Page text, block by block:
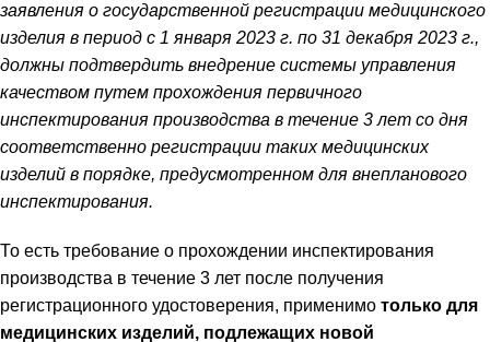
заявления о государственной регистрации медицинского
изделия в период с 1 января 2023 г. по 31 декабря 2023 г.,
должны подтвердить внедрение системы управления
качеством путем прохождения первичного
инспектирования производства в течение 3 лет со дня
соответственно регистрации таких медицинских
изделий в порядке, предусмотренном для внепланового
инспектирования.
То есть требование о прохождении инспектирования
производства в течение 3 лет после получения
регистрационного удостоверения, применимо только для
медицинских изделий, подлежащих новой